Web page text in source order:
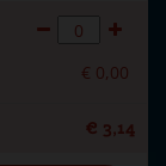
€ 0,00
€ 3,14